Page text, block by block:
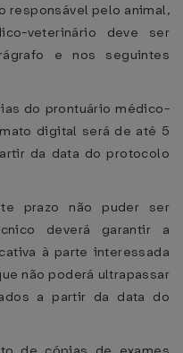
responsável pelo animal,
veterinário deve ser
e nos seguintes
do prontuário médico-
digital será de até 5
da data do protocolo
prazo não puder ser
deverá garantir a
à parte interessada
não poderá ultrapassar
a partir da data do